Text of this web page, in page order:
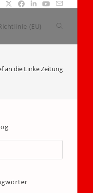
(EU) Website-
an die Linke Zeitung
Escape